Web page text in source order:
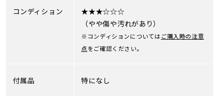
コンディション
★★★☆☆☆
（やや傷や汚れがあり）
※コンディションについてはご購入時の注意
点をご確認ください。
付属品 特になし